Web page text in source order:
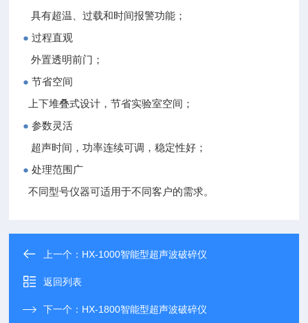
具有超温、过载和时间报警功能；
● 过程直观
外置透明前门；
● 节省空间
上下堆叠式设计，节省实验室空间；
● 参数灵活
超声时间，功率连续可调，稳定性好；
●处理范围广
不同型号仪器可适用于不同客户的需求。
上一个： HX-1000智能型超声波破碎仪
返回列表
下一个： HX-1800智能型超声波破碎仪